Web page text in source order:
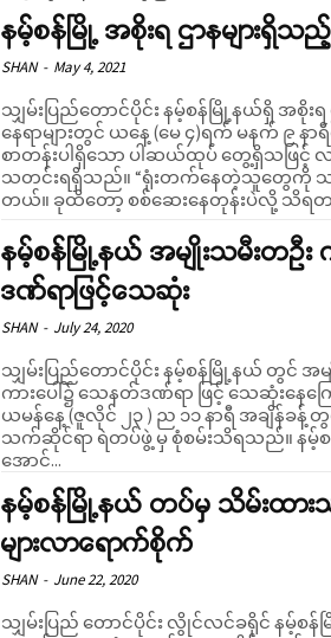
နမ့်စန်မြို့ အစိုးရ ဌာနများရှိသ
SHAN - May 4, 2021
သျှမ်းပြည်တောင်ပိုင်း နမ့်စန်မြို့နယ်ရှိ အစိုးရ
နေရာများတွင် ယနေ့ (မေ ၄)ရက် မနက် ၉
စာတန်းပါရှိသော ပါဆယ်ထုပ် တွေ့ရှိသဖြင့် လမ်
သတင်းရရှိသည်။ “ရုံးတက်နေတဲ့သူတွေကို သတိပေးတဲ့ ပုံစံဖြစ်မယ်ထင်
တယ်။ ခုထိတော့ စစ်ဆေးနေတုန်းပဲလို့ သိရတ
နမ့်စန်မြို့နယ် အမျိုးသမီးတဦး
ဒဏ်ရာဖြင့်သေဆုံး
SHAN - July 24, 2020
သျှမ်းပြည်တောင်ပိုင်း နမ့်စန်မြို့နယ် တွင်
ကားပေါ်၌ သေနတ်ဒဏ်ရာ ဖြင့် သေဆုံးနေက
ယမန်နေ့ (ဇူလိုင် ၂၃ ) ည ၁၁ နာရီ အချိန်ခန့်တွင်
သက်ဆိုင်ရာ ရဲတပ်ဖွဲ့ မှ စုံစမ်းသိရသည်။ နမ့်စန်မြို့နယ် တပ်ဖွဲ့မှူး ရဲမှူး မင်း
အောင်...
နမ့်စန်မြို့နယ် တပ်မှ သိမ်းထား
များလာရောက်စိုက်
SHAN - June 22, 2020
သျှမ်းပြည် တောင်ပိုင်း လွိုင်လင်ခရိုင် နမ့်စ